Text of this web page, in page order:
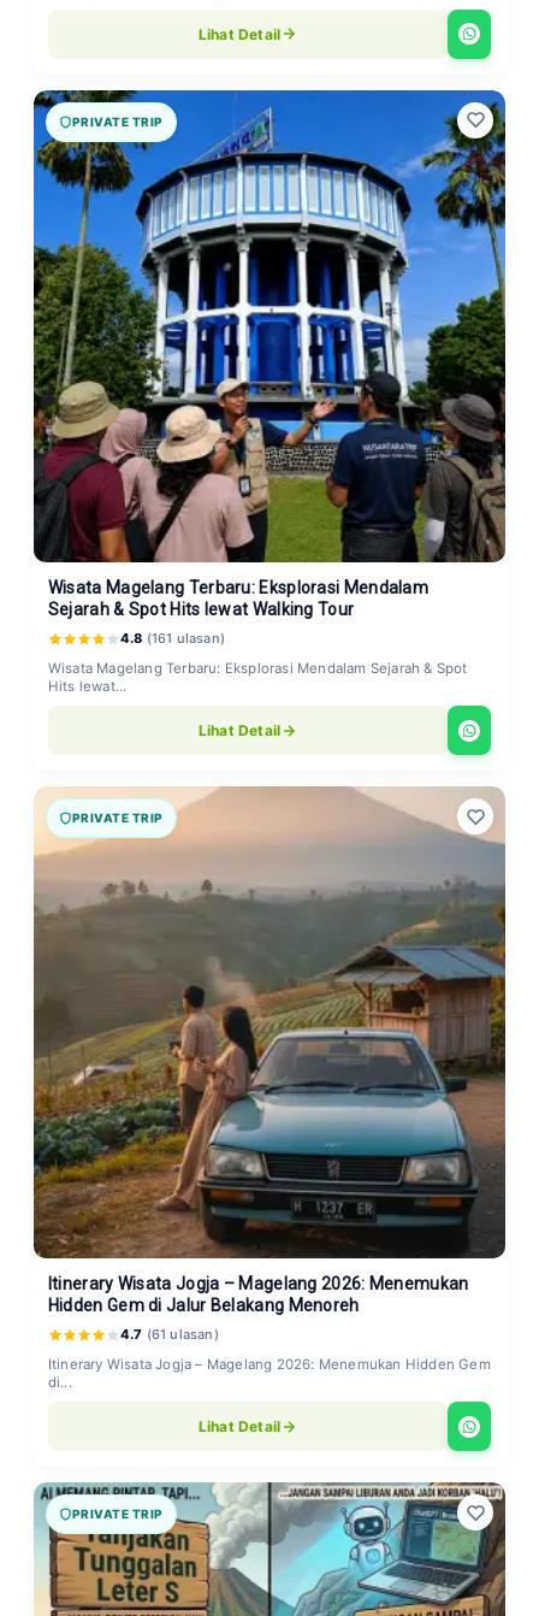
Lihat Detail
PRIVATE TRIP
Wisata Magelang Terbaru: Eksplorasi Mendalam
Sejarah & Spot Hits lewat Walking Tour
4.8 (161 ulasan)
Wisata Magelang Terbaru: Eksplorasi Mendalam Sejarah & Spot
Hits lewat...
Lihat Detail
PRIVATE TRIP
Itinerary Wisata Jogja – Magelang 2026: Menemukan
Hidden Gem di Jalur Belakang Menoreh
4.7 (61 ulasan)
Itinerary Wisata Jogja – Magelang 2026: Menemukan Hidden Gem
di...
Lihat Detail
PRIVATE TRIP